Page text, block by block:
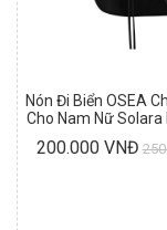
Nón Đi Biển OSEA
Cho Nam Nữ Solara
200.000 VNĐ